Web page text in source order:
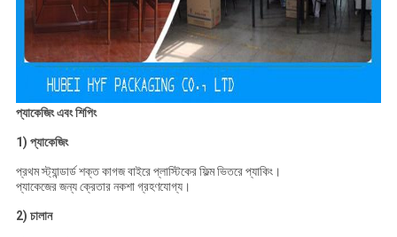
প্যাকেজিং এবং শিপিং
1) প্যাকেজিং
প্রথম স্ট্যান্ডার্ড শক্ত কাগজ বাইরে প্লাস্টিকের ফিল্ম ভিতরে প্যাকিং।
প্যাকেজের জন্য ক্রেতার নকশা গ্রহণযোগ্য।
2) চালান